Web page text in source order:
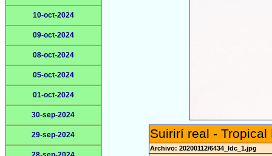
10-oct-2024
09-oct-2024
08-oct-2024
05-oct-2024
01-oct-2024
30-sep-2024
29-sep-2024 Suirirí real -
Archivo: 20200112/6434_ldc_1.jpg